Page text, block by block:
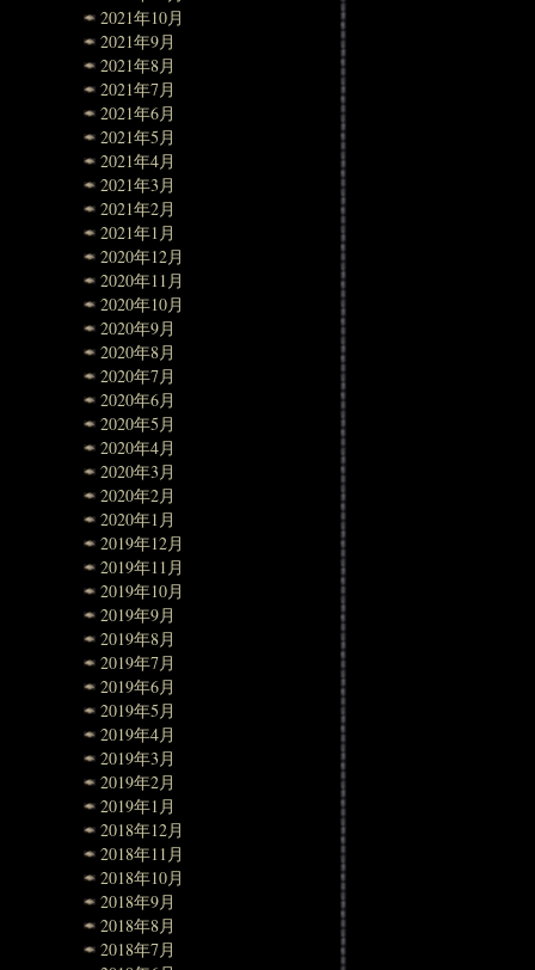
2021年10月
2021年9月
2021年8月
2021年7月
2021年6月
2021年5月
2021年4月
2021年3月
2021年2月
2021年1月
2020年12月
2020年11月
2020年10月
2020年9月
2020年8月
2020年7月
2020年6月
2020年5月
2020年4月
2020年3月
2020年2月
2020年1月
2019年12月
2019年11月
2019年10月
2019年9月
2019年8月
2019年7月
2019年6月
2019年5月
2019年4月
2019年3月
2019年2月
2019年1月
2018年12月
2018年11月
2018年10月
2018年9月
2018年8月
2018年7月